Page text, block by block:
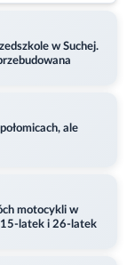
w Suchej.
ale
motocykli w
15-latek i 26-latek